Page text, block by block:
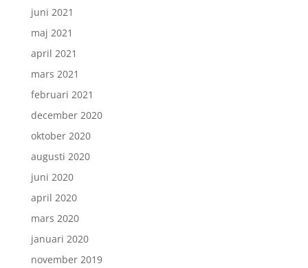
juni 2021
maj 2021
april 2021
mars 2021
februari 2021
december 2020
oktober 2020
augusti 2020
juni 2020
april 2020
mars 2020
januari 2020
november 2019